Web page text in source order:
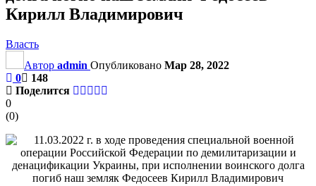
Кирилл Владимирович
Власть
Автор admin Опубликовано Мар 28, 2022
0
148
Поделится
0
(0)